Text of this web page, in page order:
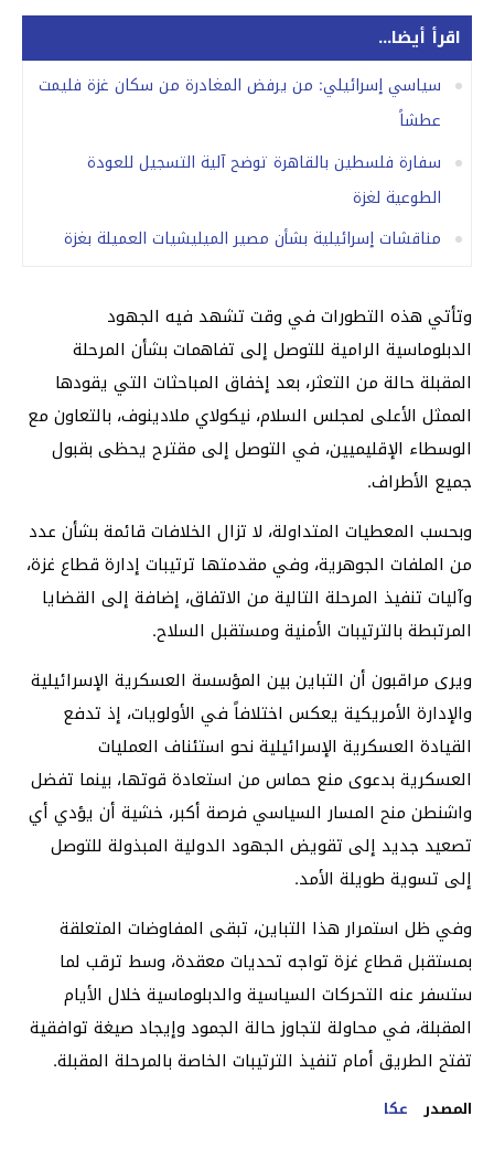
اقرأ أيضا...
سياسي إسرائيلي: من يرفض المغادرة من سكان غزة فليمت
عطشاً
سفارة فلسطين بالقاهرة توضح آلية التسجيل للعودة
الطوعية لغزة
مناقشات إسرائيلية بشأن مصير الميليشيات العميلة بغزة
وتأتي هذه التطورات في وقت تشهد فيه الجهود
الدبلوماسية الرامية للتوصل إلى تفاهمات بشأن المرحلة
المقبلة حالة من التعثر، بعد إخفاق المباحثات التي يقودها
الممثل الأعلى لمجلس السلام، نيكولاي ملادينوف، بالتعاون مع
الوسطاء الإقليميين، في التوصل إلى مقترح يحظى بقبول
جميع الأطراف.
وبحسب المعطيات المتداولة، لا تزال الخلافات قائمة بشأن عدد
من الملفات الجوهرية، وفي مقدمتها ترتيبات إدارة قطاع غزة،
وآليات تنفيذ المرحلة التالية من الاتفاق، إضافة إلى القضايا
المرتبطة بالترتيبات الأمنية ومستقبل السلاح.
ويرى مراقبون أن التباين بين المؤسسة العسكرية الإسرائيلية
والإدارة الأمريكية يعكس اختلافاً في الأولويات، إذ تدفع
القيادة العسكرية الإسرائيلية نحو استئناف العمليات
العسكرية بدعوى منع حماس من استعادة قوتها، بينما تفضل
واشنطن منح المسار السياسي فرصة أكبر، خشية أن يؤدي أي
تصعيد جديد إلى تقويض الجهود الدولية المبذولة للتوصل
إلى تسوية طويلة الأمد.
وفي ظل استمرار هذا التباين، تبقى المفاوضات المتعلقة
بمستقبل قطاع غزة تواجه تحديات معقدة، وسط ترقب لما
ستسفر عنه التحركات السياسية والدبلوماسية خلال الأيام
المقبلة، في محاولة لتجاوز حالة الجمود وإيجاد صيغة توافقية
تفتح الطريق أمام تنفيذ الترتيبات الخاصة بالمرحلة المقبلة.
المصدر عكا